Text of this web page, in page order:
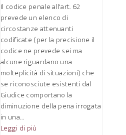
Il codice penale all'art. 62
prevede un elenco di
circostanze attenuanti
codificate (per la precisione il
codice ne prevede sei ma
alcune riguardano una
molteplicità di situazioni) che
se riconosciute esistenti dal
Giudice comportano la
diminuzione della pena irrogata
in una…
Leggi di più